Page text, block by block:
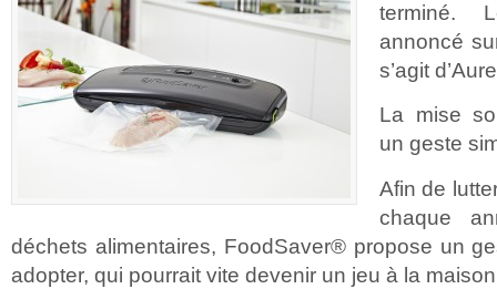
terminé.
annoncé
s’agit
La mise
un geste
Afin de
chaque
déchets alimentaires, FoodSaver® propose un
adopter, qui pourrait vite devenir un jeu à la